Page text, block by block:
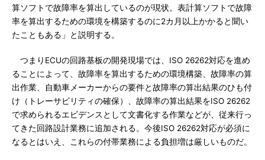
算ソフトで故障率を算出しているのが現状。表計算ソフトで故障
率を算出するための環境を構築するのに2カ月以上かかると聞い
たこともある」と説明する。
つまりECUの回路基板の開発現場では、ISO 26262対応を進め
ることによって、故障率を算出するための環境構築、故障率の算
出作業、自動車メーカーからの要件と故障率の算出結果のひも付
け（トレーサビリティの確保）、故障率の算出結果をISO 26262
で求められるエビデンスとして文書化する作業などが、従来行っ
てきた回路設計業務に追加される。今後ISO 26262対応が必須に
なるとはいえ、これらの付帯業務による負担増は厳しいものだ。